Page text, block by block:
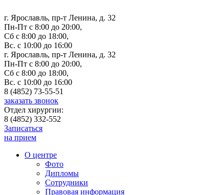
г. Ярославль, пр-т Ленина, д. 32
Пн-Пт с 8:00 до 20:00,
Сб с 8:00 до 18:00,
Вс. с 10:00 до 16:00
г. Ярославль, пр-т Ленина, д. 32
Пн-Пт с 8:00 до 20:00,
Сб с 8:00 до 18:00,
Вс. с 10:00 до 16:00
8 (4852) 73-55-51
заказать звонок
Отдел хирургии:
8 (4852) 332-552
Записаться
на прием
О центре
Фото
Дипломы
Сотрудники
Правовая информация